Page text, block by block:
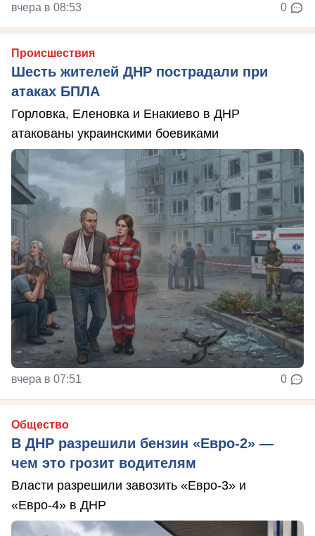
вчера в 08:53 0
Происшествия
Шесть жителей ДНР пострадали при
атаках БПЛА
Горловка, Еленовка и Енакиево в ДНР
атакованы украинскими боевиками
вчера в 07:51 0
Общество
В ДНР разрешили бензин «Евро-2» —
чем это грозит водителям
Власти разрешили завозить «Евро-3» и
«Евро-4» в ДНР